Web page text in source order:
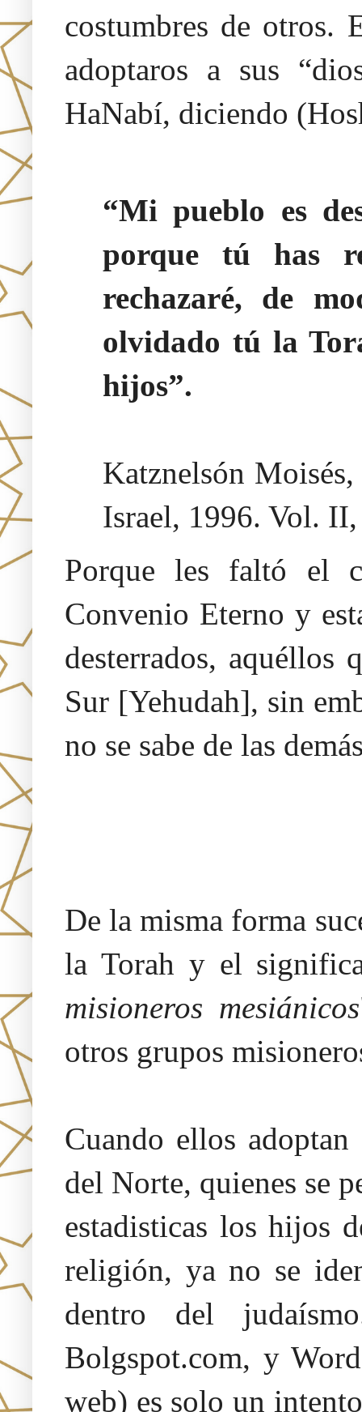
costumbres de otros.
adoptaros a sus
HaNabí, diciendo
“Mi pueblo es
porque tú has
rechazaré, de
olvidado tú la
hijos”.
Katznelsón
Israel, 1996. Vol.
Porque les faltó el
Convenio Eterno y
desterrados,
Sur [Yehudah], sin
no se sabe de las
De la misma forma
la Torah y el
misioneros mesiánicos
otros grupos
Cuando ellos
del Norte, quienes se
estadisticas los hijos
religión, ya no se
dentro del
Bolgspot.com, y
web) es solo un